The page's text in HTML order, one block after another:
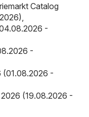
Catalog
-
-
(01.08.2026 -
2026 (19.08.2026 -